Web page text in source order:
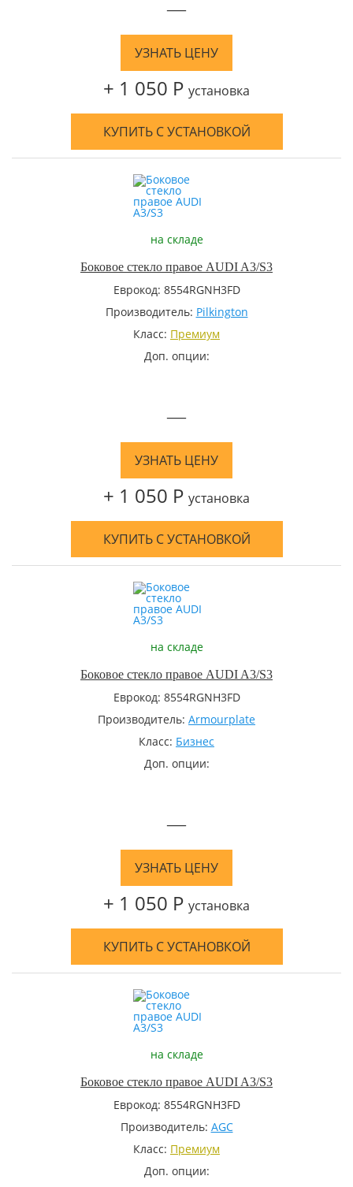
—
УЗНАТЬ ЦЕНУ
+ 1 050 Р установка
КУПИТЬ С УСТАНОВКОЙ
на складе
Боковое стекло правое AUDI A3/S3
Еврокод: 8554RGNH3FD
Производитель: Pilkington
Класс: Премиум
Доп. опции:
—
УЗНАТЬ ЦЕНУ
+ 1 050 Р установка
КУПИТЬ С УСТАНОВКОЙ
на складе
Боковое стекло правое AUDI A3/S3
Еврокод: 8554RGNH3FD
Производитель: Armourplate
Класс: Бизнес
Доп. опции:
—
УЗНАТЬ ЦЕНУ
+ 1 050 Р установка
КУПИТЬ С УСТАНОВКОЙ
на складе
Боковое стекло правое AUDI A3/S3
Еврокод: 8554RGNH3FD
Производитель: AGC
Класс: Премиум
Доп. опции: